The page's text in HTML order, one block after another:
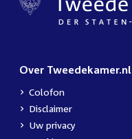
Over Tweedekamer.nl
Colofon
Disclaimer
Uw privacy